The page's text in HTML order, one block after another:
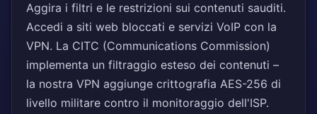
Aggira i filtri e le restrizioni sui contenuti sauditi.
Accedi a siti web bloccati e servizi VoIP con la
VPN. La CITC (Communications Commission)
implementa un filtraggio esteso dei contenuti –
la nostra VPN aggiunge crittografia AES-256 di
livello militare contro il monitoraggio dell'ISP.